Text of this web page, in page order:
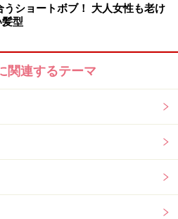
スをつけます。パーマを崩さ
えるので、前髪の根元をふん
うショートボブ！ 大人女性も老け
型
関連するテーマ